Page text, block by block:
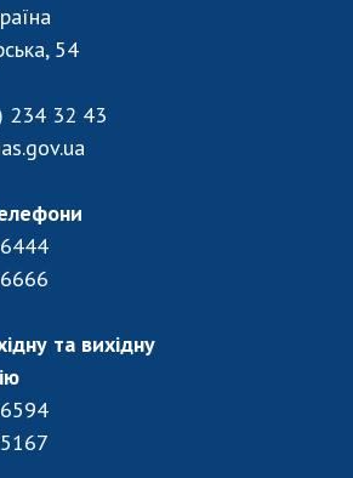
в НАН України
кадрів
організаціях
та конкурси
НАН України
НАН України
НАН України
54
234 32 43
та вихідну